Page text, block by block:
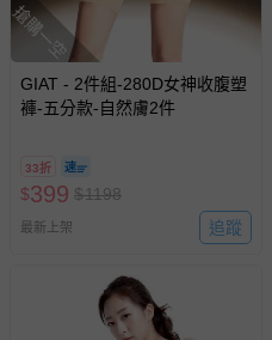
搶購一空
GIAT - 2件組-280D女神收腹塑
褲-五分款-自然膚2件
33折
$399 $1198
最新上架 追蹤